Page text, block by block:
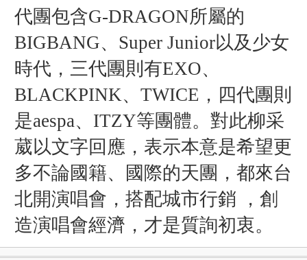
代團包含G-DRAGON所屬的
BIGBANG、Super Junior以及少女
時代，三代團則有EXO、
BLACKPINK、TWICE，四代團則
是aespa、ITZY等團體。對此柳采
葳以文字回應，表示本意是希望更
多不論國籍、國際的天團，都來台
北開演唱會，搭配城市行銷 ，創
造演唱會經濟，才是質詢初衷。